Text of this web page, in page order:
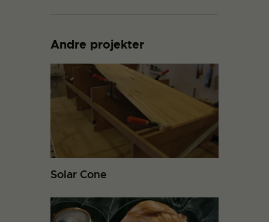
Andre projekter
Solar Cone